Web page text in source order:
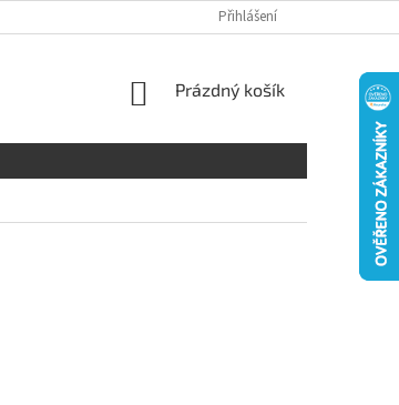
Přihlášení
NÁKUPNÍ
Prázdný košík